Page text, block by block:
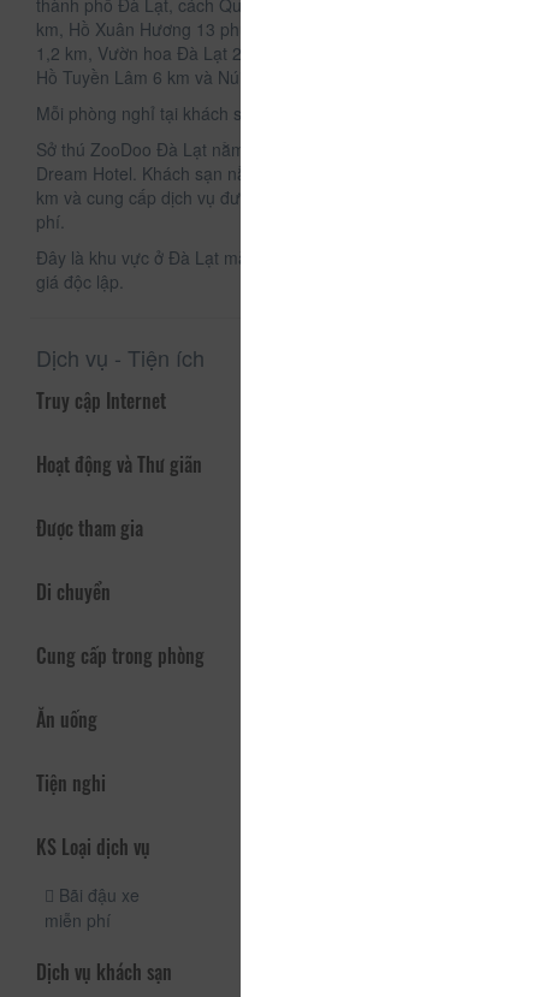
thành phố Đà Lạt, cách Quảng trường Lâm Viên chưa đến 1
km, Hồ Xuân Hương 13 phút đi bộ, Công viên Yersin Đà Lạt
1,2 km, Vườn hoa Đà Lạt 2,8 km, Thiền viện Trúc Lâm cùng
Hồ Tuyền Lâm 6 km và Núi Lang Bian 11 km.
Mỗi phòng nghỉ tại khách sạn đều có bàn làm việc.
Sở thú ZooDoo Đà Lạt nằm trong bán kính 33 km từ Gold
Dream Hotel. Khách sạn nằm cách sân bay Liên Khương 29
km và cung cấp dịch vụ đưa đón sân bay với một khoản phụ
phí.
Đây là khu vực ở Đà Lạt mà khách yêu thích, theo các đánh
giá độc lập.
Dịch vụ - Tiện ích
Truy cập Internet
Hoạt động và Thư giãn
Được tham gia
Di chuyển
Cung cấp trong phòng
Ăn uống
Tiện nghi
KS Loại dịch vụ
Bãi đậu xe
miễn phí
Dịch vụ khách sạn